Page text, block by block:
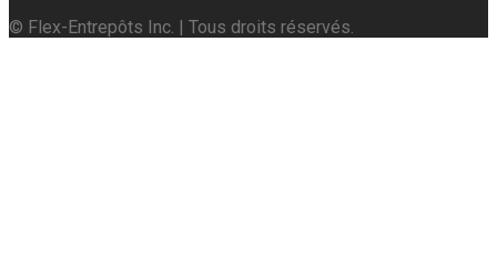
© Flex-Entrepôts Inc. | Tous droits réservés.